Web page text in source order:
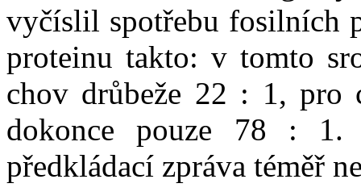
vyčíslil spotřebu fosilních
proteinu takto: v tomto
chov drůbeže 22 : 1, pro
dokonce pouze 78 : 1.
předkládací zpráva téměř